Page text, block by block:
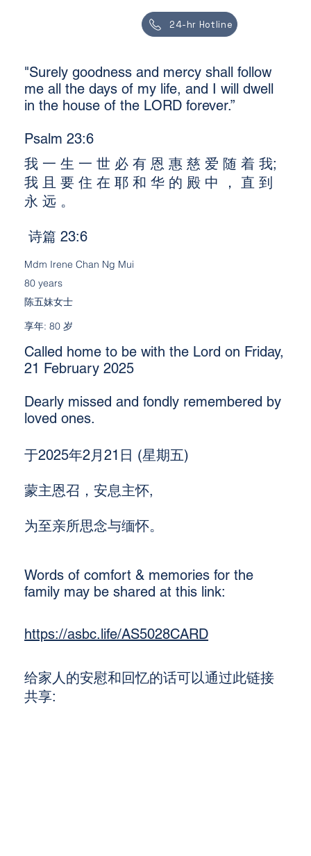
24-hr Hotline
我 一 生 一 世 必 有 恩 惠 慈 爱 随 着 我;
我 且 要 住 在 耶 和 华 的 殿 中 ， 直 到
永 远 。
诗篇 23:6
"Surely goodness and mercy shall follow
me all the days of my life, and I will dwell
in the house of the LORD forever.”
Psalm 23:6
Mdm Irene Chan Ng Mui
80 years
陈五妹女士
Called home to be with the Lord on Friday,
21 February 2025
Dearly missed and fondly remembered by
loved ones.
于2025年2月21日 (星期五)
蒙主恩召，安息主怀,
为至亲所思念与缅怀。
Words of comfort & memories for the
family may be shared at this link:
https://asbc.life/AS5028CARD
享年: 80 岁
给家人的安慰和回忆的话可以通过此链接
共享: